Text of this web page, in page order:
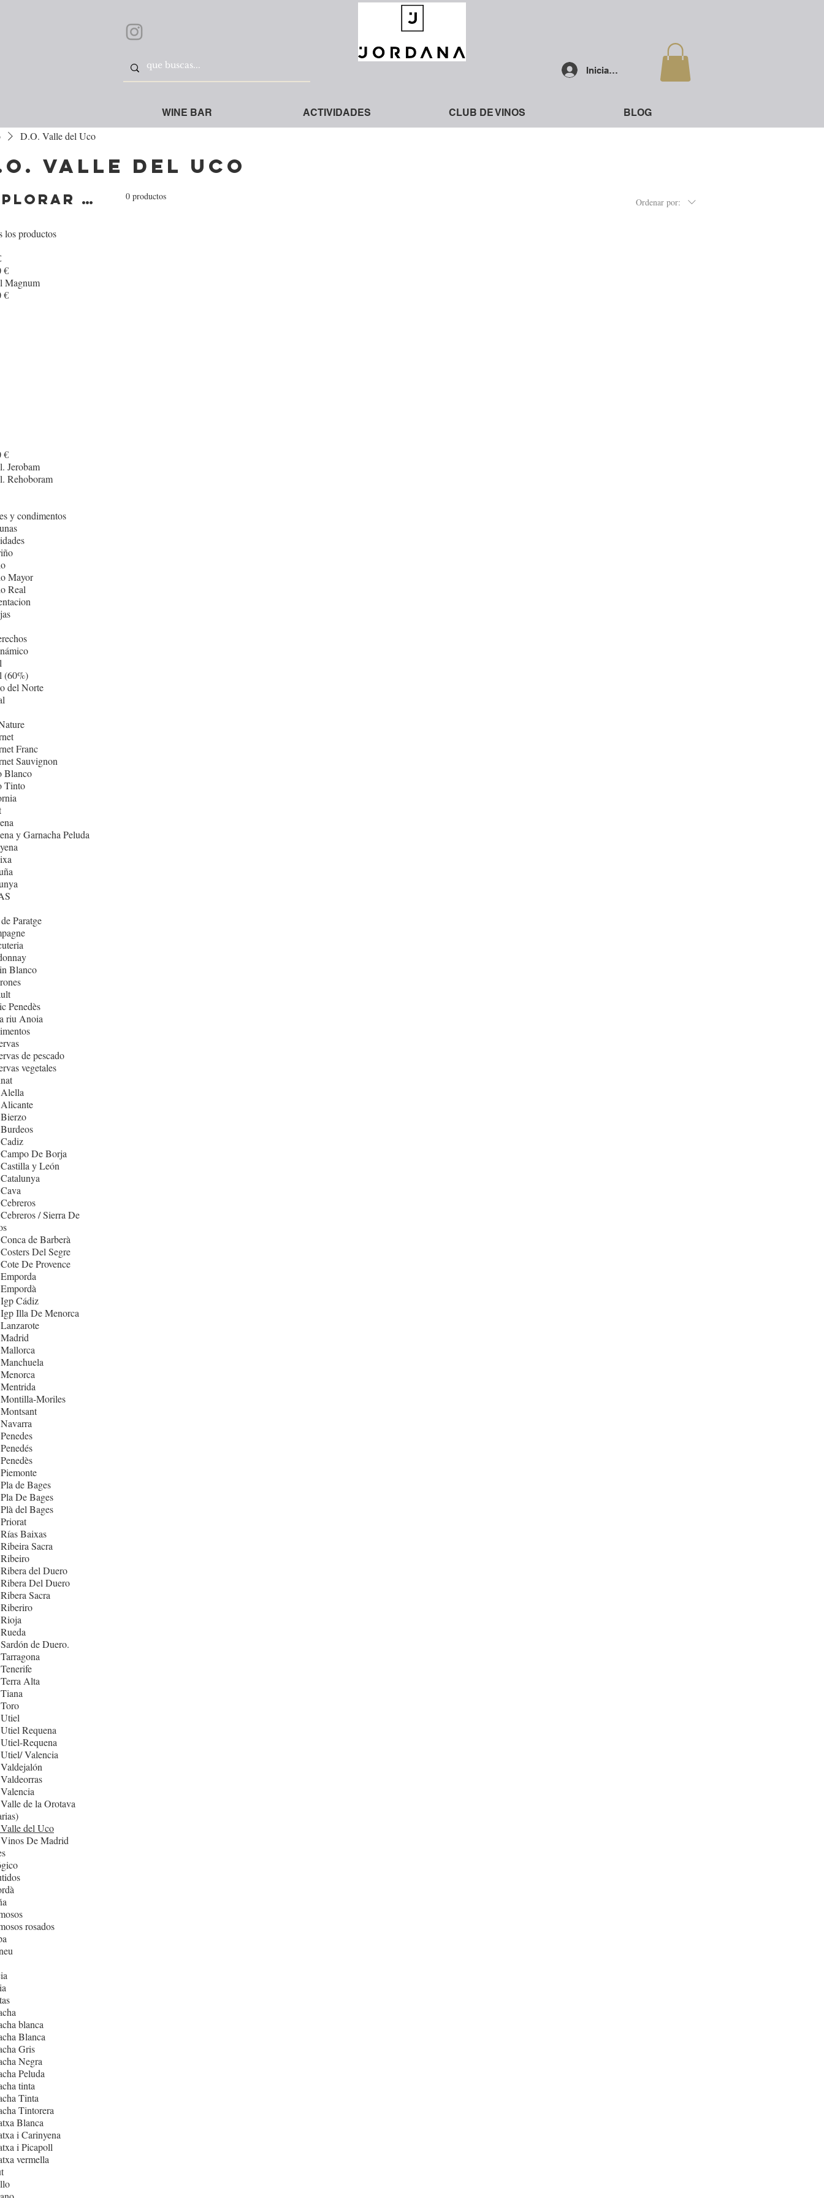
Iniciar sesión
WINE BAR ACTIVIDADES CLUB DE VINOS BLOG
D.O. Valle del Uco
Valle del Uco
Explorar por
los productos
€
Magnum
€
€
Jerobam
Rehoboram
y condimentos
Mayor
Real
(60%)
del Norte
Franc
Sauvignon
Blanco
Tinto
y Garnacha Peluda
Paratge
Blanco
Penedès
riu Anoia
de pescado
vegetales
De Borja
y León
/ Sierra De
de Barberà
Del Segre
De Provence
Cádiz
Illa De Menorca
Moriles
de Bages
De Bages
del Bages
Baixas
Sacra
del Duero
Del Duero
Sacra
de Duero.
Alta
Requena
Requena
Valencia
de la Orotava
del Uco
De Madrid
rosados
blanca
Blanca
Gris
Negra
Peluda
tinta
Tinta
Tintorera
Blanca
i Carinyena
i Picapoll
vermella
0 productos
Ordenar por: